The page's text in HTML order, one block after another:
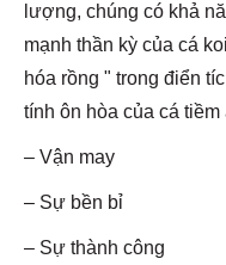
lượng, chúng có khả
mạnh thần kỳ của cá
hóa rồng " trong điển
tính ôn hòa của cá
– Vận may
– Sự bền bỉ
– Sự thành công